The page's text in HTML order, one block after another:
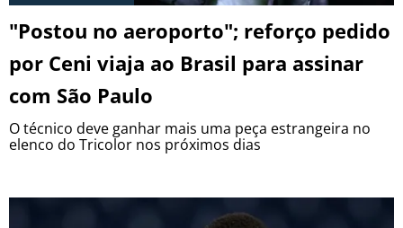
"Postou no aeroporto"; reforço pedido
por Ceni viaja ao Brasil para assinar
com São Paulo
O técnico deve ganhar mais uma peça estrangeira no
elenco do Tricolor nos próximos dias